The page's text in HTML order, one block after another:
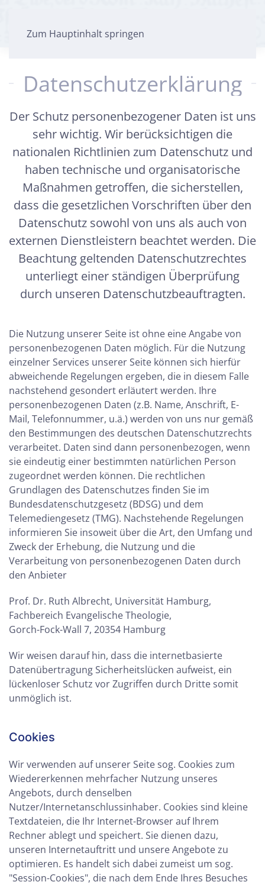
Zum Hauptinhalt springen
Datenschutzerklärung
Der Schutz personenbezogener Daten ist uns
sehr wichtig. Wir berücksichtigen die
nationalen Richtlinien zum Datenschutz und
haben technische und organisatorische
Maßnahmen getroffen, die sicherstellen,
dass die gesetzlichen Vorschriften über den
Datenschutz sowohl von uns als auch von
externen Dienstleistern beachtet werden. Die
Beachtung geltenden Datenschutzrechtes
unterliegt einer ständigen Überprüfung
durch unseren Datenschutzbeauftragten.
Die Nutzung unserer Seite ist ohne eine Angabe von
personenbezogenen Daten möglich. Für die Nutzung
einzelner Services unserer Seite können sich hierfür
abweichende Regelungen ergeben, die in diesem Falle
nachstehend gesondert erläutert werden. Ihre
personenbezogenen Daten (z.B. Name, Anschrift, E-
Mail, Telefonnummer, u.ä.) werden von uns nur gemäß
den Bestimmungen des deutschen Datenschutzrechts
verarbeitet. Daten sind dann personenbezogen, wenn
sie eindeutig einer bestimmten natürlichen Person
zugeordnet werden können. Die rechtlichen
Grundlagen des Datenschutzes finden Sie im
Bundesdatenschutzgesetz (BDSG) und dem
Telemediengesetz (TMG). Nachstehende Regelungen
informieren Sie insoweit über die Art, den Umfang und
Zweck der Erhebung, die Nutzung und die
Verarbeitung von personenbezogenen Daten durch
den Anbieter
Prof. Dr. Ruth Albrecht, Universität Hamburg,
Fachbereich Evangelische Theologie,
Gorch-Fock-Wall 7, 20354 Hamburg
Wir weisen darauf hin, dass die internetbasierte
Datenübertragung Sicherheitslücken aufweist, ein
lückenloser Schutz vor Zugriffen durch Dritte somit
unmöglich ist.
Cookies
Wir verwenden auf unserer Seite sog. Cookies zum
Wiedererkennen mehrfacher Nutzung unseres
Angebots, durch denselben
Nutzer/Internetanschlussinhaber. Cookies sind kleine
Textdateien, die Ihr Internet-Browser auf Ihrem
Rechner ablegt und speichert. Sie dienen dazu,
unseren Internetauftritt und unsere Angebote zu
optimieren. Es handelt sich dabei zumeist um sog.
"Session-Cookies", die nach dem Ende Ihres Besuches